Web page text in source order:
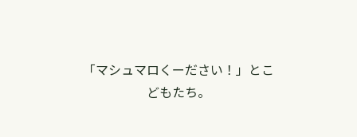
「マシュマロくーださい！」とこ
どもたち。